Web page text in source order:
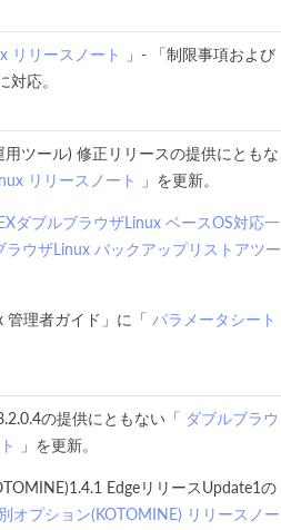
リリースノート
」- 「制限事項および
応。
ツール) 修正リリースの提供にともな
リリースノート
」を更新。
ダブルブラウザLinux ベースOS対応一
ラウザLinux バックアップリストアツー
管理者ガイド」に「 パラメータシート
の提供にともない「 ダブルブラウ
」を更新。
EdgeリリースUpdate1の
オプション(KOTOMINE) リリースノー